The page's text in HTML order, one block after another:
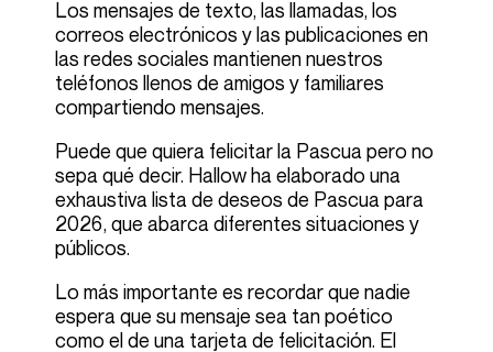
Los mensajes de texto, las llamadas, los
correos electrónicos y las publicaciones en
las redes sociales mantienen nuestros
teléfonos llenos de amigos y familiares
compartiendo mensajes.
Puede que quiera felicitar la Pascua pero no
sepa qué decir. Hallow ha elaborado una
exhaustiva lista de deseos de Pascua para
2026, que abarca diferentes situaciones y
públicos.
Lo más importante es recordar que nadie
espera que su mensaje sea tan poético
como el de una tarjeta de felicitación. El